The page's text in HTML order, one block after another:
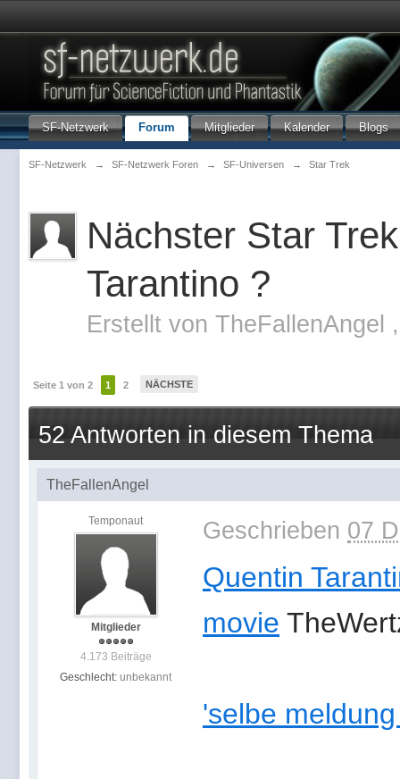
SF-Netzwerk Forum Mitglieder Kalender Blogs
SF-Netzwerk → SF-Netzwerk Foren → SF-Universen → Star Trek
Nächster Star
Tarantino ?
Erstellt von TheFallenAngel
Seite 1 von 2 1 2 NÄCHSTE
52 Antworten in diesem Thema
TheFallenAngel
Temponaut
Mitglieder
4.173 Beiträge
Geschlecht: unbekannt
Geschrieben 07
Quentin
movie
'selbe